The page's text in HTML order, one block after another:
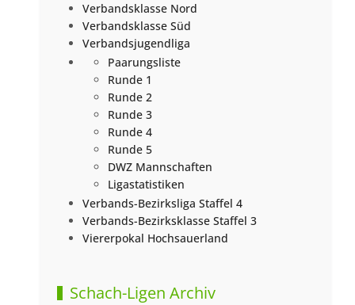
Verbandsklasse Nord
Verbandsklasse Süd
Verbandsjugendliga
Paarungsliste
Runde 1
Runde 2
Runde 3
Runde 4
Runde 5
DWZ Mannschaften
Ligastatistiken
Verbands-Bezirksliga Staffel 4
Verbands-Bezirksklasse Staffel 3
Viererpokal Hochsauerland
Schach-Ligen Archiv